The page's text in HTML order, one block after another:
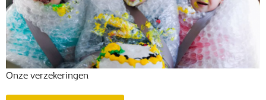
Carrosserie
Wie zijn we?
Onze verzekeringen